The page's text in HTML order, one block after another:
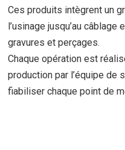
Ces produits intègrent un
l’usinage jusqu’au
gravures et perçages.
Chaque opération est
production par l’équipe de
fiabiliser chaque point de